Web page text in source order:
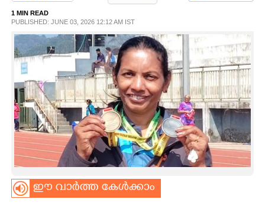
LIFESTYLE
SPIRITUAL
INFO+
ART
ASTRO
1 MIN READ
PUBLISHED: JUNE 03, 2026 12:12 AM IST
ഈ വാർത്ത കേൾക്കാം